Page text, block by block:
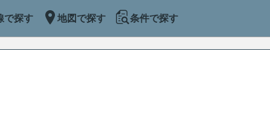
で探す 地図で探す 条件で探す